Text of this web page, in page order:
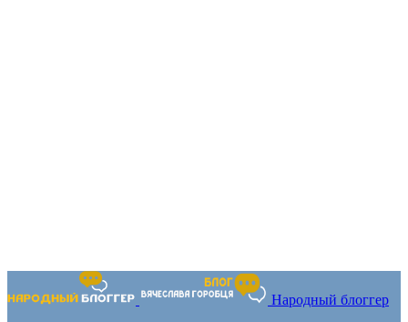
Народный блоггер